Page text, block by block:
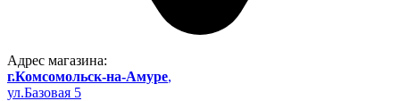
Адрес магазина:
г.Комсомольск-на-Амуре,
ул.Базовая 5